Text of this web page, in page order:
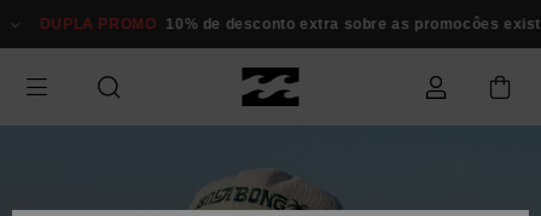
para
informação
produto
DUPLA PROMO 10% de desconto extra sobre as promocôes